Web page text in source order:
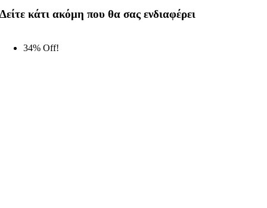
Δείτε κάτι ακόμη που θα σας ενδιαφέρει
34% Off!